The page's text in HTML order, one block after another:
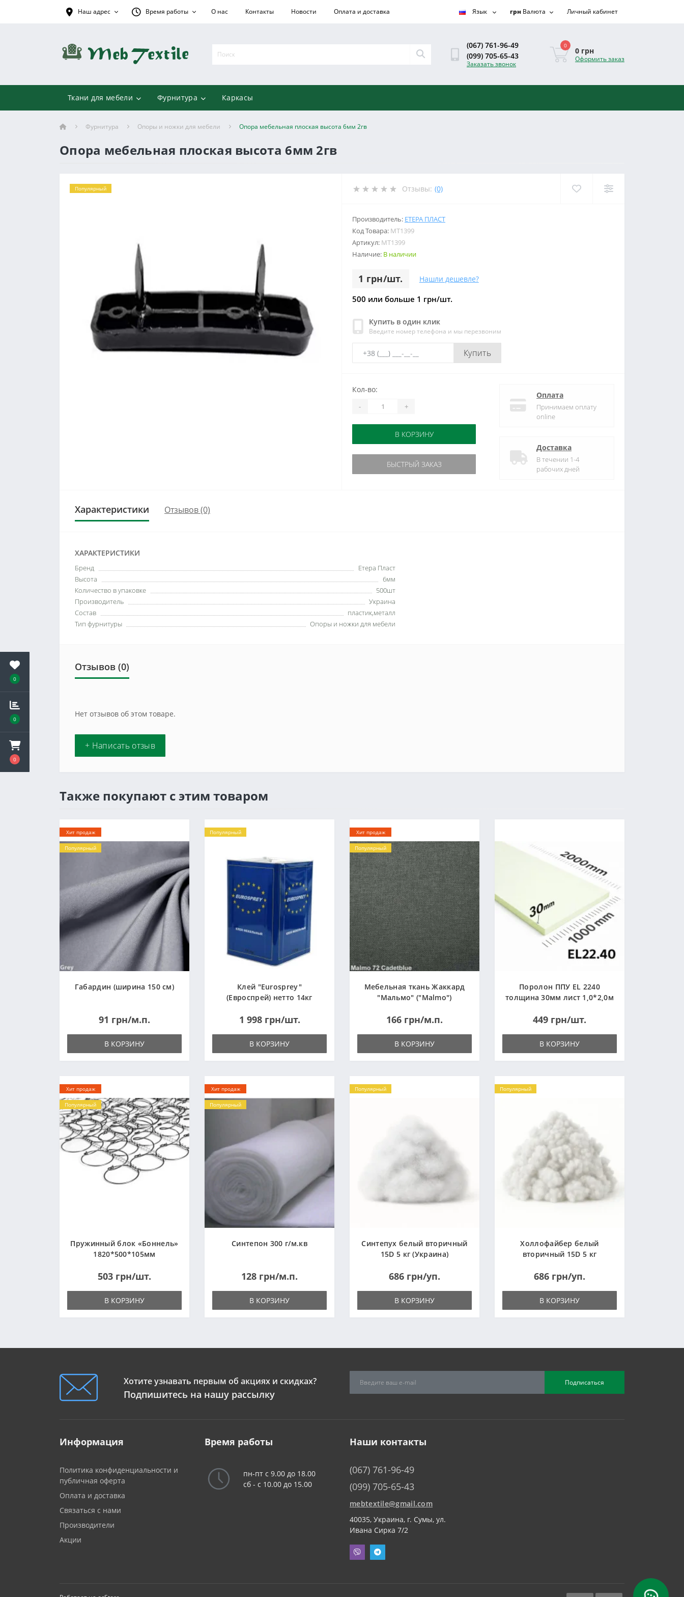
0
0
0
Наш адрес Время работы О нас Контакты Новости Оплата и доставка Язык грн Валюта Личный кабинет
(067) 761-96-49
(099) 705-65-43
Заказать звонок
0
0 грн
Оформить заказ
Ткани для мебели Фурнитура Каркасы
Фурнитура Опоры и ножки для мебели Опора мебельная плоская высота 6мм 2гв
Опора мебельная плоская высота 6мм 2гв
Популярный Отзывы: (0)
Производитель: ЕТЕРА ПЛАСТ
Код Товара: МТ1399
Артикул: МТ1399
Наличие: В наличии
1 грн/шт. Нашли дешевле?
500 или больше 1 грн/шт.
Купить в один клик
Введите номер телефона и мы перезвоним
Купить
Кол-во:
- +
В КОРЗИНУ
БЫСТРЫЙ ЗАКАЗ
Оплата
Принимаем оплату
online
Доставка
В течении 1-4
рабочих дней
Характеристики Отзывов (0)
ХАРАКТЕРИСТИКИ
Бренд
Етера Пласт
Высота
6мм
Количество в упаковке
500шт
Производитель
Украина
Состав
пластик,металл
Тип фурнитуры
Опоры и ножки для мебели
Отзывов (0)
Нет отзывов об этом товаре.
+ Написать отзыв
Также покупают с этим товаром
Хит продаж
Популярный
Габардин (ширина 150 см)
91 грн/м.п.
В КОРЗИНУ
Популярный
Клей "Eurosprey"
(Евроспрей) нетто 14кг
1 998 грн/шт.
В КОРЗИНУ
Хит продаж
Популярный
Мебельная ткань Жаккард
"Мальмо" ("Malmo")
166 грн/м.п.
В КОРЗИНУ
Поролон ППУ EL 2240
толщина 30мм лист 1,0*2,0м
449 грн/шт.
В КОРЗИНУ
Хит продаж
Популярный
Пружинный блок «Боннель»
1820*500*105мм
503 грн/шт.
В КОРЗИНУ
Хит продаж
Популярный
Синтепон 300 г/м.кв
128 грн/м.п.
В КОРЗИНУ
Популярный
Синтепух белый вторичный
15D 5 кг (Украина)
686 грн/уп.
В КОРЗИНУ
Популярный
Холлофайбер белый
вторичный 15D 5 кг
686 грн/уп.
В КОРЗИНУ
Хотите узнавать первым об акциях и скидках?
Подпишитесь на нашу рассылку
Подписаться
Информация
Политика конфиденциальности и
публичная оферта
Оплата и доставка
Связаться с нами
Производители
Акции
Время работы
пн-пт с 9.00 до 18.00
сб - c 10.00 до 15.00
Наши контакты
(067) 761-96-49
(099) 705-65-43
mebtextile@gmail.com
40035, Украина, г. Сумы, ул.
Ивана Сирка 7/2